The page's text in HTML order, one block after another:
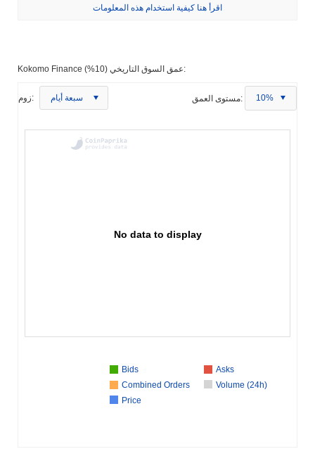
اقرأ هنا كيفية استخدام هذه المعلومات
Kokomo Finance عمق السوق التاريخي (10%):
زوم: سبعة أيام مستوى العمق: 10%
No data to display
Bids
Asks
Combined Orders
Volume (24h)
Price